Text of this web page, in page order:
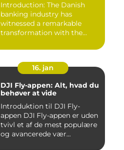
Introduction: The Danish
banking industry has
witnessed a remarkable
transformation with the
16. jan
DJI Fly-appen: Alt, hvad du
behøver at vide
Introduktion til DJI Fly-
appen DJI Fly-appen er uden
tvivl et af de mest populære
og avancerede vær...